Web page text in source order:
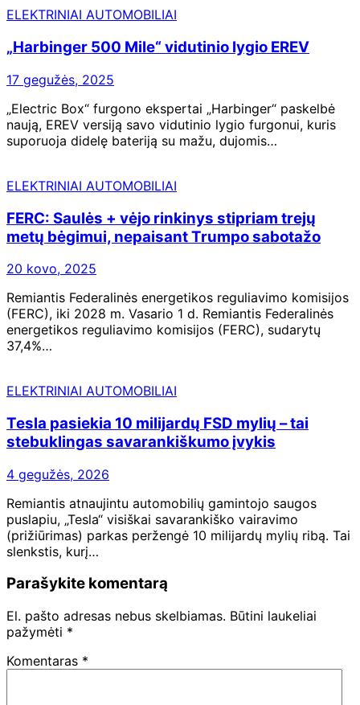
ELEKTRINIAI AUTOMOBILIAI
„Harbinger 500 Mile“ vidutinio lygio EREV
17 gegužės, 2025
„Electric Box“ furgono ekspertai „Harbinger“ paskelbė
naują, EREV versiją savo vidutinio lygio furgonui, kuris
suporuoja didelę bateriją su mažu, dujomis…
ELEKTRINIAI AUTOMOBILIAI
FERC: Saulės + vėjo rinkinys stipriam trejų
metų bėgimui, nepaisant Trumpo sabotažo
20 kovo, 2025
Remiantis Federalinės energetikos reguliavimo komisijos
(FERC), iki 2028 m. Vasario 1 d. Remiantis Federalinės
energetikos reguliavimo komisijos (FERC), sudarytų
37,4%…
ELEKTRINIAI AUTOMOBILIAI
Tesla pasiekia 10 milijardų FSD mylių – tai
stebuklingas savarankiškumo įvykis
4 gegužės, 2026
Remiantis atnaujintu automobilių gamintojo saugos
puslapiu, „Tesla“ visiškai savarankiško vairavimo
(prižiūrimas) parkas peržengė 10 milijardų mylių ribą. Tai
slenkstis, kurį…
Parašykite komentarą
El. pašto adresas nebus skelbiamas. Būtini laukeliai
pažymėti *
Komentaras *